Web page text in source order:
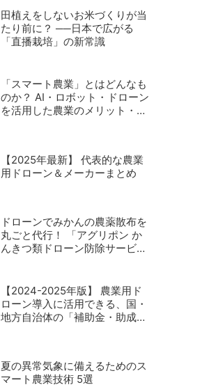
田植えをしないお米づくりが当
たり前に？ ──日本で広がる
「直播栽培」の新常識
「スマート農業」とはどんなも
のか？ AI・ロボット・ドローン
を活用した農業のメリット・デ
【2025年最新】 代表的な農業
用ドローン＆メーカーまとめ
ドローンでみかんの農薬散布を
丸ごと代行！ 「アグリポン か
んきつ類ドローン防除サービ
【2024-2025年版】 農業用ド
ローン導入に活用できる、国・
地方自治体の「補助金・助成
夏の異常気象に備えるためのス
マート農業技術 5選